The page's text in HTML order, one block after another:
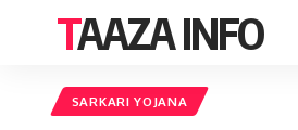
TAAZA INFO
SARKARI YOJANA